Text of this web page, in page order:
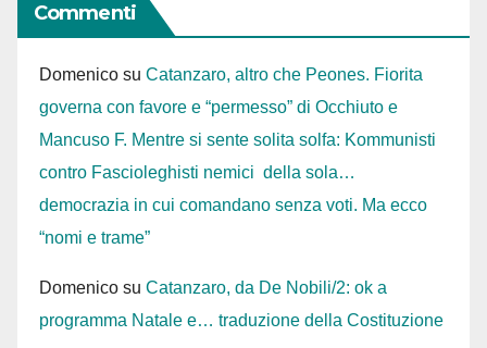
Commenti
Domenico su Catanzaro, altro che Peones. Fiorita
governa con favore e “permesso” di Occhiuto e
Mancuso F. Mentre si sente solita solfa: Kommunisti
contro Fascioleghisti nemici della sola…
democrazia in cui comandano senza voti. Ma ecco
“nomi e trame”
Domenico su Catanzaro, da De Nobili/2: ok a
programma Natale e… traduzione della Costituzione